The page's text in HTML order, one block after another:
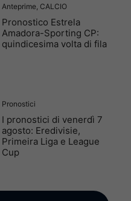
Anteprime CALCIO
Pronostico Estrela
Amadora-Sporting CP:
quindicesima volta di fila
Pronostici
I pronostici di venerdì 7
agosto: Eredivisie,
Primeira Liga e League
Cup